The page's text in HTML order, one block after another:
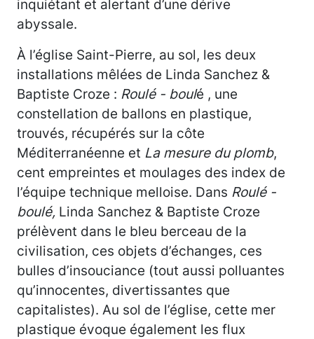
inquiétant et alertant d’une dérive
abyssale.
À l’église Saint-Pierre, au sol, les deux
installations mêlées de Linda Sanchez &
Baptiste Croze : Roulé - boulé , une
constellation de ballons en plastique,
trouvés, récupérés sur la côte
Méditerranéenne et La mesure du plomb,
cent empreintes et moulages des index de
l’équipe technique melloise. Dans Roulé -
boulé, Linda Sanchez & Baptiste Croze
prélèvent dans le bleu berceau de la
civilisation, ces objets d’échanges, ces
bulles d’insouciance (tout aussi polluantes
qu’innocentes, divertissantes que
capitalistes). Au sol de l’église, cette mer
plastique évoque également les flux